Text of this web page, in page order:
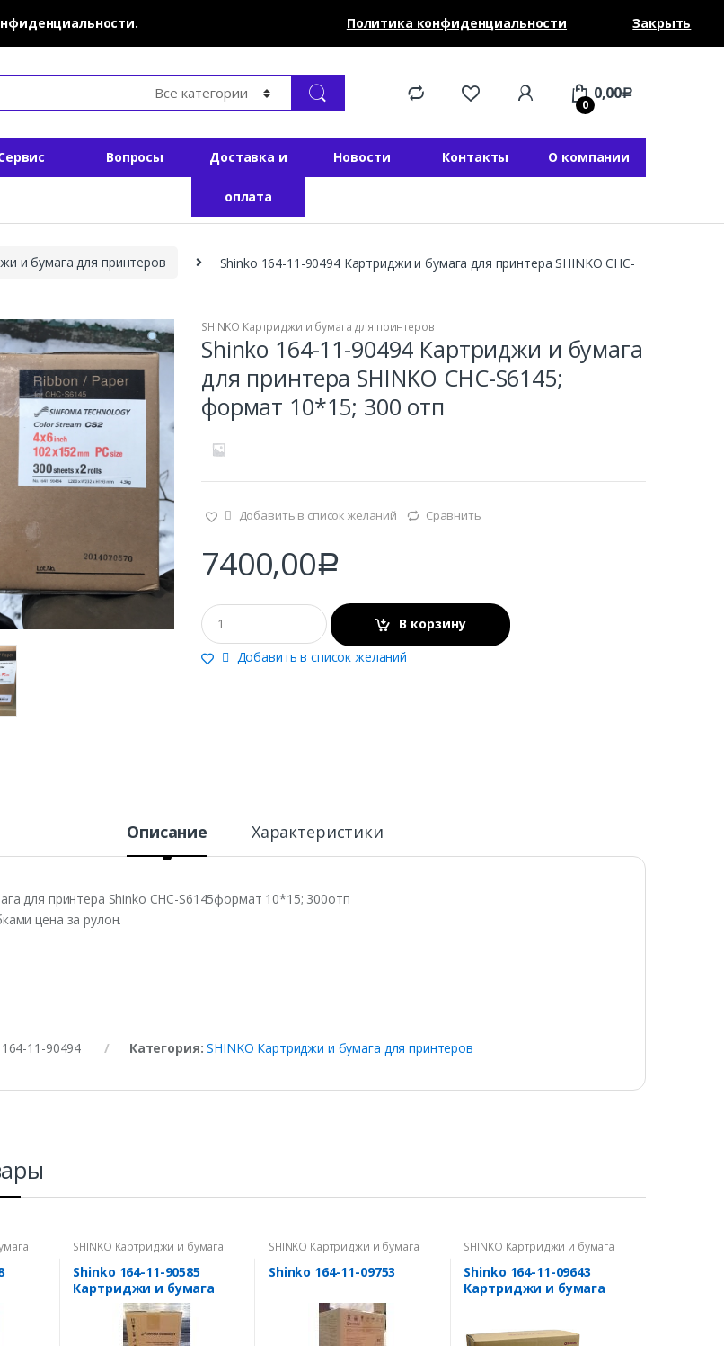
0
0,00Р
Вопросы Доставка и
оплата
Новости Контакты О компании
и бумага для принтеров
Shinko 164-11-90494 Картриджи и бумага для принтера SHINKO CHC-
SHINKO Картриджи и бумага для принтеров
Shinko 164-11-90494 Картриджи и бумага
для принтера SHINKO CHC-S6145;
формат 10*15; 300 отп
Добавить в список желаний Сравнить
7400,00Р
Q
u
a
n
В корзину
Добавить в список желаний
Описание Характеристики
для принтера Shinko CHC-S6145формат 10*15; 300отп
цена за рулон.
11-90494 Категория:SHINKO Картриджи и бумага для принтеров
SHINKO Картриджи и бумага
для принтеров
Shinko 164-11-90585
Картриджи и бумага
для принтера SHINKO
CHC-S6245; формат 20*30;
2х100 отп
SHINKO Картриджи и бумага
для принтеров
Shinko 164-11-09753
SHINKO Картриджи и бумага
для принтеров
Shinko 164-11-09643
Картриджи и бумага
2х150 отп
Политика конфиденциальности Закрыть